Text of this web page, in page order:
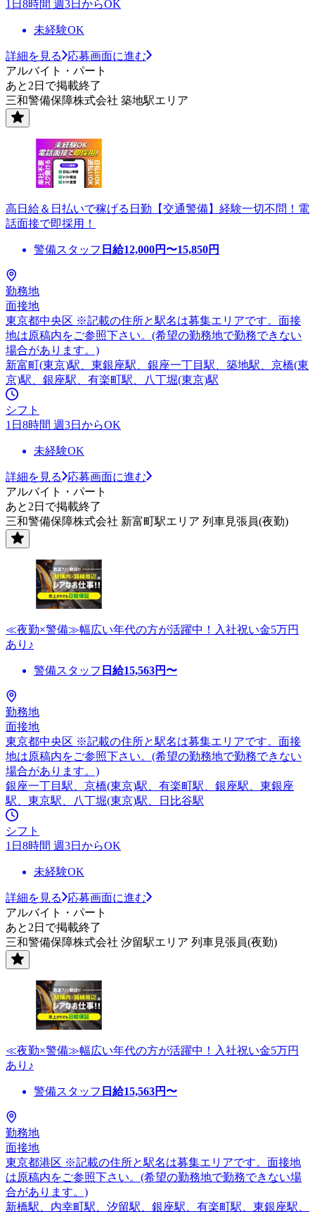
1日8時間 週3日からOK
未経験OK
詳細を見る
応募画面に進む
アルバイト・パート
あと2日で掲載終了
三和警備保障株式会社 築地駅エリア
高日給＆日払いで稼げる日勤【交通警備】経験一切不問！電
話面接で即採用！
警備スタッフ 日給12,000円〜15,850円
勤務地
面接地
東京都中央区 ※記載の住所と駅名は募集エリアです。面接
地は原稿内をご参照下さい。(希望の勤務地で勤務できない
場合があります。)
新富町(東京)駅、東銀座駅、銀座一丁目駅、築地駅、京橋(東
京)駅、銀座駅、有楽町駅、八丁堀(東京)駅
シフト
1日8時間 週3日からOK
未経験OK
詳細を見る
応募画面に進む
アルバイト・パート
あと2日で掲載終了
三和警備保障株式会社 新富町駅エリア 列車見張員(夜勤)
≪夜勤×警備≫幅広い年代の方が活躍中！入社祝い金5万円
あり♪
警備スタッフ 日給15,563円〜
勤務地
面接地
東京都中央区 ※記載の住所と駅名は募集エリアです。面接
地は原稿内をご参照下さい。(希望の勤務地で勤務できない
場合があります。)
銀座一丁目駅、京橋(東京)駅、有楽町駅、銀座駅、東銀座
駅、東京駅、八丁堀(東京)駅、日比谷駅
シフト
1日8時間 週3日からOK
未経験OK
詳細を見る
応募画面に進む
アルバイト・パート
あと2日で掲載終了
三和警備保障株式会社 汐留駅エリア 列車見張員(夜勤)
≪夜勤×警備≫幅広い年代の方が活躍中！入社祝い金5万円
あり♪
警備スタッフ 日給15,563円〜
勤務地
面接地
東京都港区 ※記載の住所と駅名は募集エリアです。面接地
は原稿内をご参照下さい。(希望の勤務地で勤務できない場
合があります。)
新橋駅、内幸町駅、汐留駅、銀座駅、有楽町駅、東銀座駅、